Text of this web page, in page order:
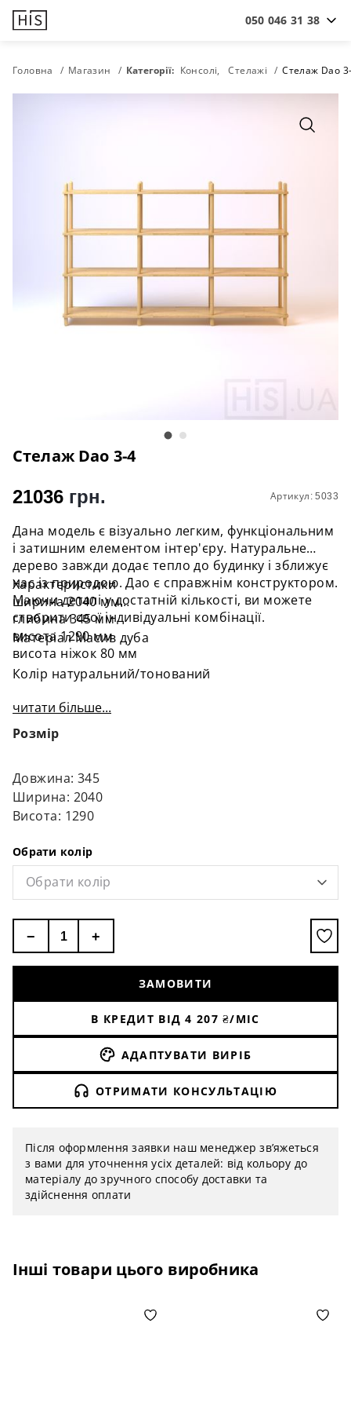
050 046 31 38
Головна Магазин Категорії: Консолі Стелажі Стелаж Dao
Стелаж Dao 3-4
Артикул: 5033
21036 грн.
Дана модель є візуально легким, функціональним
і затишним елементом інтер'єру. Натуральне
дерево завжди додає тепло до будинку і зближує
нас із природою. Дао є справжнім конструктором.
Маючи деталі у достатній кількості, ви можете
створити свої індивідуальні комбінації.
Характеристики
ширина 2040 мм
глибина 345 мм
висота 1290 мм
висота ніжок 80 мм
Матеріал Масив дуба
Колір натуральний/тонований
читати більше...
Розмір
Довжина: 345
Ширина: 2040
Висота: 1290
Обрати колір
Обрати колір
− +
ЗАМОВИТИ
В КРЕДИТ ВІД 4 207 ₴/МІС
АДАПТУВАТИ ВИРІБ
ОТРИМАТИ КОНСУЛЬТАЦІЮ
Після оформлення заявки наш менеджер зв’яжеться
з вами для уточнення усіх деталей: від кольору до
матеріалу до зручного способу доставки та
здійснення оплати
Інші товари цього виробника